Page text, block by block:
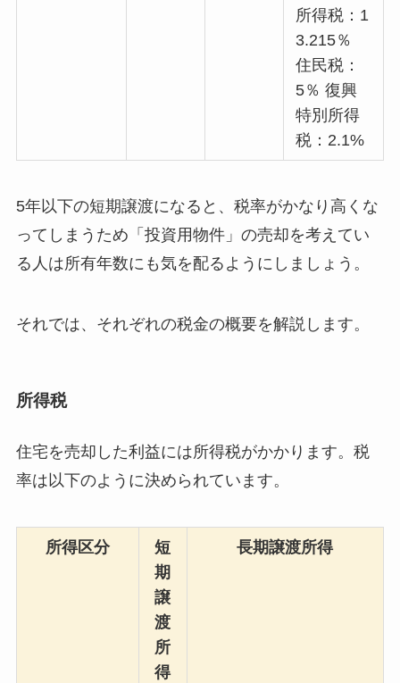
所得税：1
3.215％
住民税：
5％ 復興
特別所得
税：2.1%
5年以下の短期譲渡になると、税率がかなり高くな
ってしまうため「投資用物件」の売却を考えてい
る人は所有年数にも気を配るようにしましょう。
それでは、それぞれの税金の概要を解説します。
所得税
住宅を売却した利益には所得税がかかります。税
率は以下のように決められています。
所得区分
短
期
譲
渡
所
得
長期譲渡所得